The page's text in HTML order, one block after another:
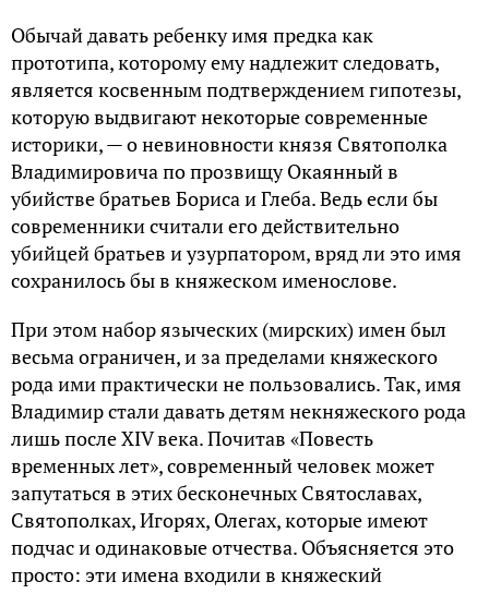
Обычай давать ребенку имя предка как
прототипа, которому ему надлежит следовать,
является косвенным подтверждением гипотезы,
которую выдвигают некоторые современные
историки, — о невиновности князя Святополка
Владимировича по прозвищу Окаянный в
убийстве братьев Бориса и Глеба. Ведь если бы
современники считали его действительно
убийцей братьев и узурпатором, вряд ли это имя
сохранилось бы в княжеском именослове.
При этом набор языческих (мирских) имен был
весьма ограничен, и за пределами княжеского
рода ими практически не пользовались. Так, имя
Владимир стали давать детям некняжеского рода
лишь после XIV века. Почитав «Повесть
временных лет», современный человек может
запутаться в этих бесконечных Святославах,
Святополках, Игорях, Олегах, которые имеют
подчас и одинаковые отчества. Объясняется это
просто: эти имена входили в княжеский